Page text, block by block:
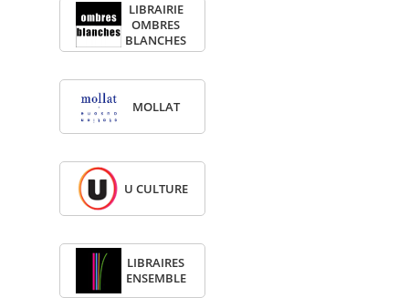
LIBRAI­RIE
OMBRES
BLANCHES
MOL­LAT
U CULTURE
LIBRAIRES
ENSEMBLE